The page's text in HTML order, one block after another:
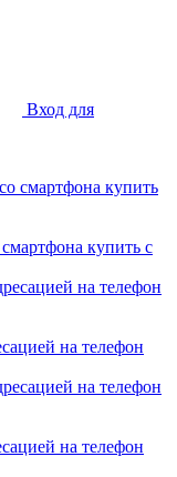
Вход для
купить с
на телефон
на телефон